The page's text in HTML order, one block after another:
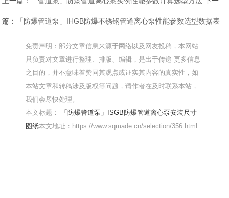
篇： 「防爆管道泵」IHGB防爆不锈钢管道离心泵性能参数选型数据表
免责声明：部分文章信息来源于网络以及网友投稿，本网站
只负责对文章进行整理、排版、编辑，是出于传递 更多信息
之目的，并不意味着赞同其观点或证实其内容的真实性，如
本站文章和转稿涉及版权等问题，请作者在及时联系本站，
我们会尽快处理。
本文标题：
「防爆管道泵」ISGB防爆管道离心泵安装尺寸
图纸本文地址：https://www.sqmade.cn/selection/356.html